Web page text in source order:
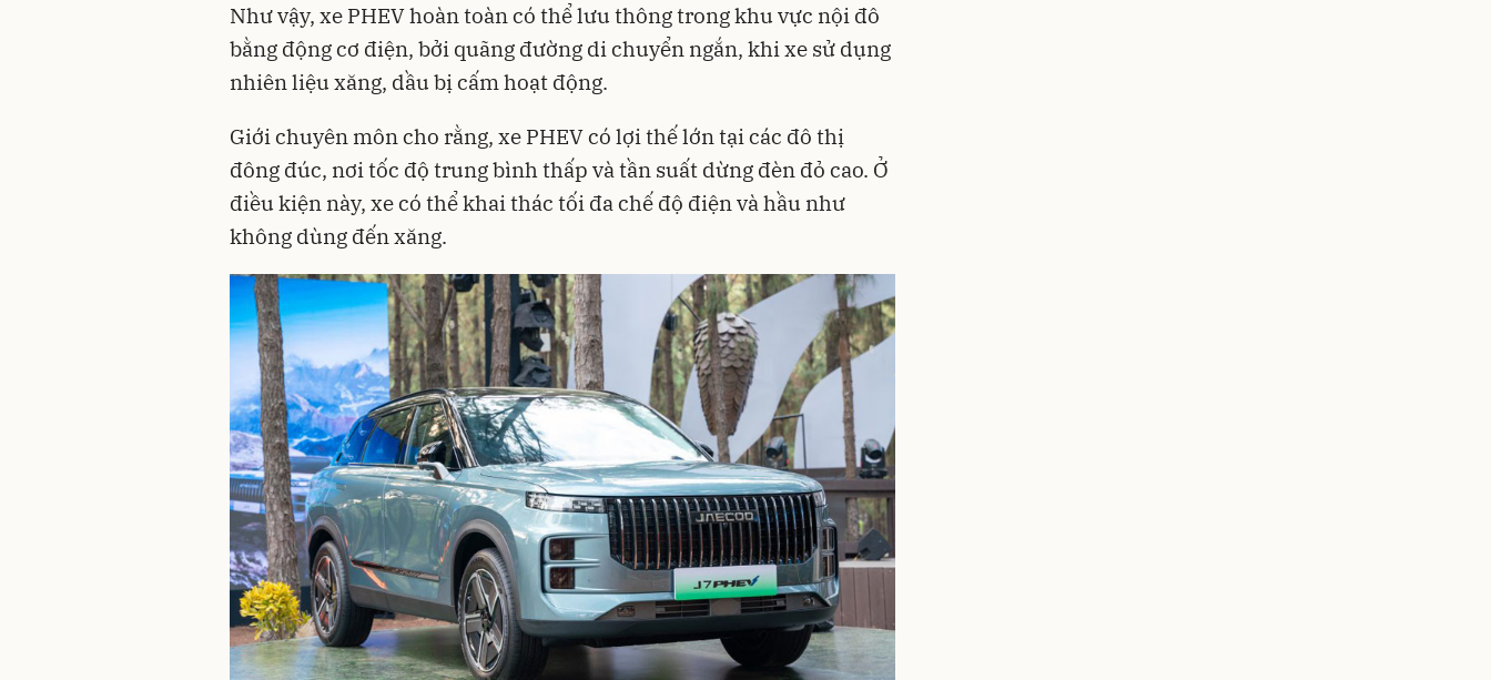
Như vậy, xe PHEV hoàn toàn có thể lưu thông trong khu vực nội đô
bằng động cơ điện, bởi quãng đường di chuyển ngắn, khi xe sử dụng
nhiên liệu xăng, dầu bị cấm hoạt động.
Giới chuyên môn cho rằng, xe PHEV có lợi thế lớn tại các đô thị
đông đúc, nơi tốc độ trung bình thấp và tần suất dừng đèn đỏ cao. Ở
điều kiện này, xe có thể khai thác tối đa chế độ điện và hầu như
không dùng đến xăng.